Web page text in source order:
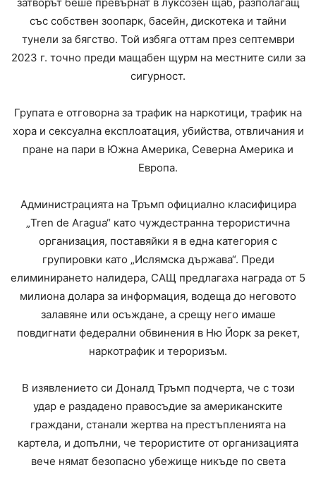
със собствен зоопарк, басейн, дискотека и тайни
тунели за бягство. Той избяга оттам през септември
2023 г. точно преди мащабен щурм на местните сили за
сигурност.
Групата е отговорна за трафик на наркотици, трафик на
хора и сексуална експлоатация, убийства, отвличания и
пране на пари в Южна Америка, Северна Америка и
Европа.
Администрацията на Тръмп официално класифицира
„Tren de Aragua“ като чуждестранна терористична
организация, поставяйки я в една категория с
групировки като „Ислямска държава“. Преди
елиминирането налидера, САЩ предлагаха награда от 5
милиона долара за информация, водеща до неговото
залавяне или осъждане, а срещу него имаше
повдигнати федерални обвинения в Ню Йорк за рекет,
наркотрафик и тероризъм.
В изявлението си Доналд Тръмп подчерта, че с този
удар е раздадено правосъдие за американските
граждани, станали жертва на престъпленията на
картела, и допълни, че терористите от организацията
вече нямат безопасно убежище никъде по света